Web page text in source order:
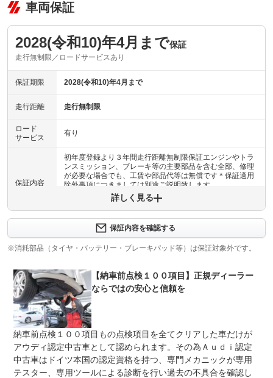
車両保証
2028(令和10)年4月まで保証
走行無制限／ロードサービスあり
保証期限 2028(令和10)年4月まで
走行距離 走行無制限
ロード
サービス
有り
保証内容
初年度登録より３年間走行距離無制限保証エンジンやトラ
ンスミッション、ブレーキ等の主要部品を含む全部、修理
が必要な場合でも、工賃や部品代等は無償です＊保証適用
除外事項につきましては別途ご説明致します。
上限金額 -
免責金 無し
保証修理
受付先
-
法定整備
整備付 法定12ヶ月または法定24ヶ月点検整備付
※車検なし・車検整備付の場合は法定24ヶ月点検整備付
※商用車は6ヶ月または12ヶ月点検整備付
詳しく見る
保証内容を確認する
※消耗部品（タイヤ・バッテリー・ブレーキパッド等）は保証対象外です。
【納車前点検１００項目】正規ディーラー
ならではの安心と信頼を
納車前点検１００項目もの点検項目を全てクリアした車だけが
アウディ認定中古車として認められます。その為Ａｕｄｉ認定
中古車はドイツ本国の認定資格を持つ、専門メカニックが専用
テスター、専用ツールによる診断を行い過去の不具合を確認し